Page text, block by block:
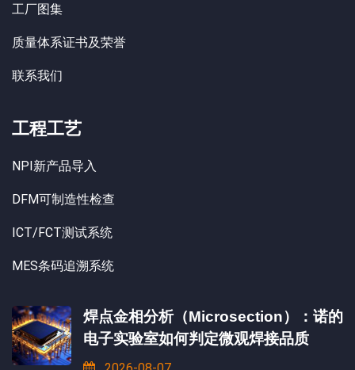
工厂图集
质量体系证书及荣誉
联系我们
工程工艺
NPI新产品导入
DFM可制造性检查
ICT/FCT测试系统
MES条码追溯系统
焊点金相分析（Microsection）：诺的
电子实验室如何判定微观焊接品质